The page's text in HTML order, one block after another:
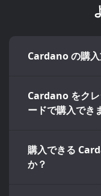
Cardano の購入
Cardano をク
ードで購入でき
購入できる
か？